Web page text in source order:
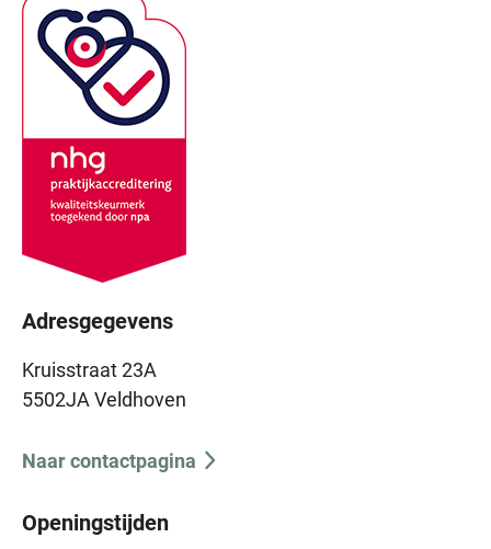
Adresgegevens
Kruisstraat 23A
5502JA Veldhoven
Naar contactpagina
Openingstijden